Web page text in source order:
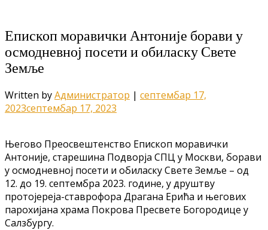
Епископ моравички Антоније борави у
осмодневној посети и обиласку Свете
Земље
Written byАдминистратор | септембар 17,
2023септембар 17, 2023
Његово Преосвештенство Епископ моравички
Антоније, старешина Подворја СПЦ у Москви, борави
у осмодневној посети и обиласку Свете Земље – од
12. до 19. септембра 2023. године, у друштву
протојереја-ставрофора Драгана Ерића и његових
парохијана храма Покрова Пресвете Богородице у
Салзбургу.